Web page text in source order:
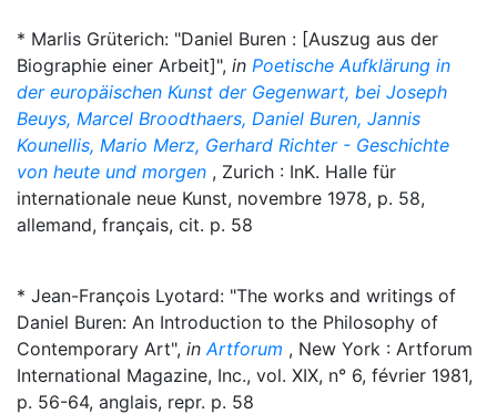
* Marlis Grüterich: "Daniel Buren : [Auszug aus der
Biographie einer Arbeit]", in Poetische Aufklärung in
der europäischen Kunst der Gegenwart, bei Joseph
Beuys, Marcel Broodthaers, Daniel Buren, Jannis
Kounellis, Mario Merz, Gerhard Richter - Geschichte
von heute und morgen , Zurich : InK. Halle für
internationale neue Kunst, novembre 1978, p. 58,
allemand, français, cit. p. 58
* Jean-François Lyotard: "The works and writings of
Daniel Buren: An Introduction to the Philosophy of
Contemporary Art", in Artforum , New York : Artforum
International Magazine, Inc., vol. XIX, n° 6, février 1981,
p. 56-64, anglais, repr. p. 58